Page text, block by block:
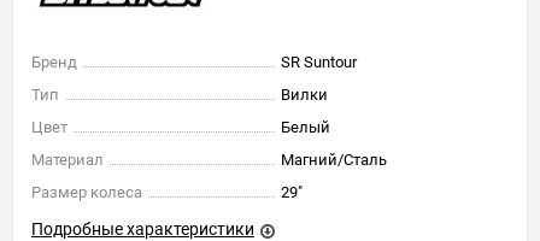
Бренд
SR Suntour
Тип
Вилки
Цвет
Белый
Материал
Магний/Сталь
Размер колеса
29"
Подробные характеристики